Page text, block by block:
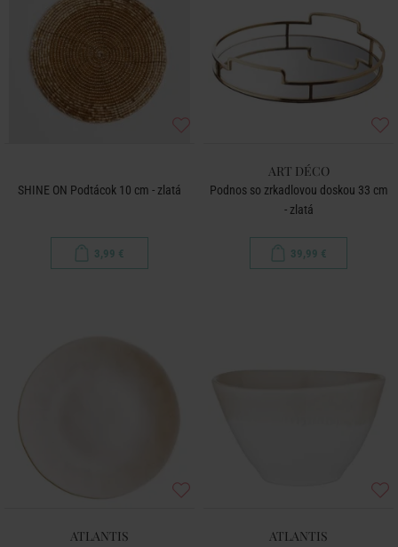
SHINE ON Podtácok 10 cm - zlatá
3,99 €
ART DÉCO
Podnos so zrkadlovou doskou 33 cm
- zlatá
39,99 €
ATLANTIS ATLANTIS